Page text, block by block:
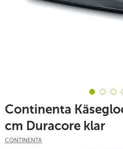
Continenta
cm Duracore klar
CONTINENTA